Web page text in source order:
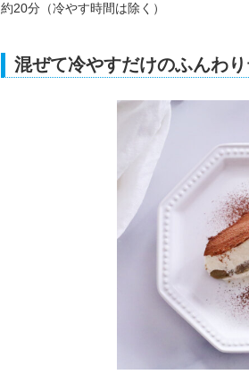
約20分（冷やす時間は除く）
混ぜて冷やすだけのふんわ